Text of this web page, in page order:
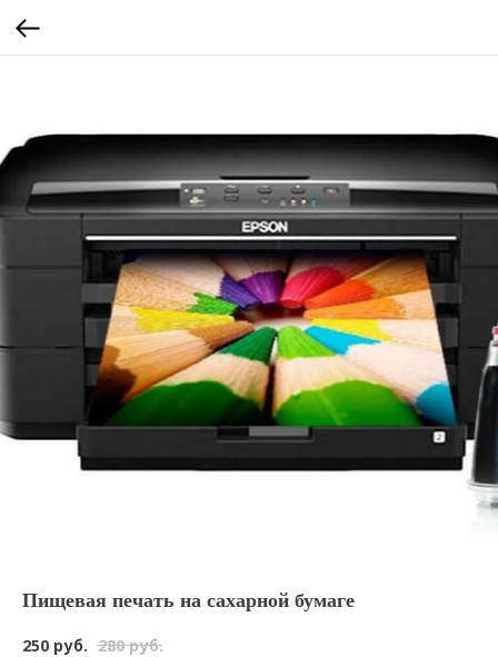
Пищевая печать на сахарной бумаге
250 руб. 280 руб.